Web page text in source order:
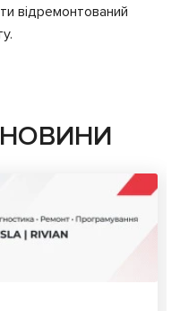
відремонтований
НОВИНИ